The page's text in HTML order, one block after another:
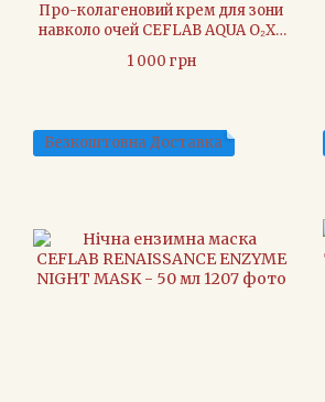
Про-колагеновий крем для зони
навколо очей CEFLAB AQUA O₂XY
PRO-COLLAGEN EYE CREAM - 30
мл
1 000 грн
Безкоштовна Доставка